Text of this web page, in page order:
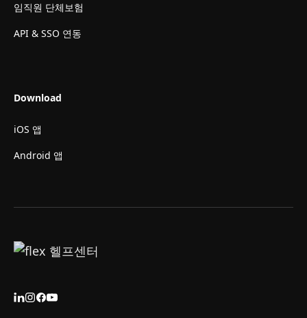
임직원 단체보험
API & SSO 연동
Download
iOS 앱
Android 앱